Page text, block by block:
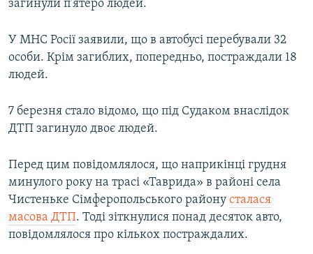
загинули п'ятеро людей.
У МНС Росії заявили, що в автобусі перебували 32
особи. Крім загиблих, попередньо, постраждали 18
людей.
7 березня стало відомо, що під Судаком внаслідок
ДТП загинуло двоє людей.
Перед цим повідомлялося, що наприкінці грудня
минулого року на трасі «Таврида» в районі села
Чистеньке Сімферопольського району сталася
масова ДТП. Тоді зіткнулися понад десяток авто,
повідомлялося про кількох постраждалих.